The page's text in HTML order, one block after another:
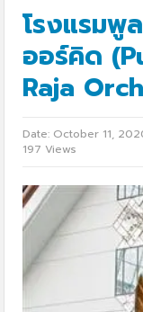
โรงแรมพู
ออร์คิด
Raja
Date: October 11,
197 Views